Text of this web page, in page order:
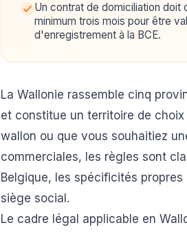
Un contrat de domiciliation doit
minimum trois mois pour être
d'enregistrement à la BCE.
La Wallonie rassemble cinq
et constitue un territoire de
wallon ou que vous souhaitiez
commerciales, les règles sont
Belgique, les spécificités
siège social.
Le cadre légal applicable en